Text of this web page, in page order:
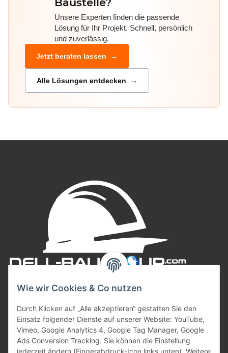
Wie wir Cookies & Co nutzen
Durch Klicken auf „Alle akzeptieren“ gestatten Sie den
Einsatz folgender Dienste auf unserer Website: YouTube,
Vimeo, Google Analytics 4, Google Tag Manager, Google
Ads Conversion Tracking. Sie können die Einstellung
Unsere Experten finden die passende
Lösung für Ihr Projekt. Schnell, persönlich
und zuverlässig.
Jetzt beraten lassen →
Alle Lösungen entdecken →